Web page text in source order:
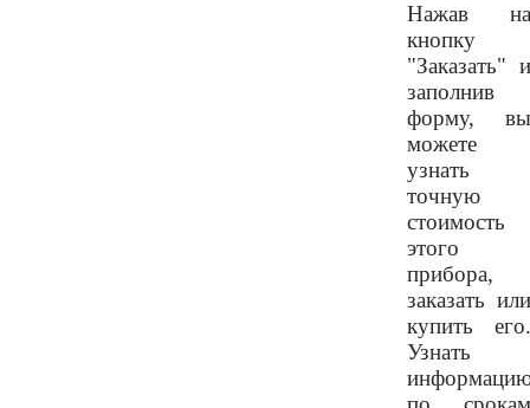
Нажав на
кнопку
"Заказать" и
заполнив
форму, вы
можете
узнать
точную
стоимость
этого
прибора,
заказать или
купить его.
Узнать